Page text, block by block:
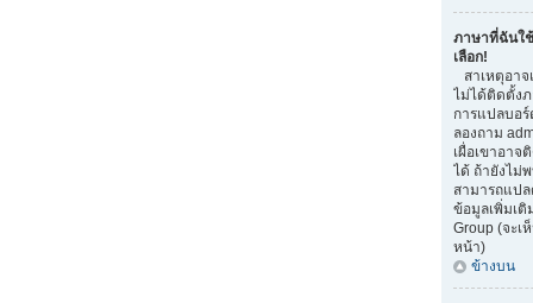
ภาษาที่ฉันใ
เลือก!
สาเหตุอาจ
ไม่ได้ติดตั้ง
การแปลบอ
ลองถาม
เผื่อเขาอา
ได้ ถ้ายังไม่
สามารถแป
ข้อมูลเพิ่มเติ
Group (จะเ
หน้า)
ข้างบน